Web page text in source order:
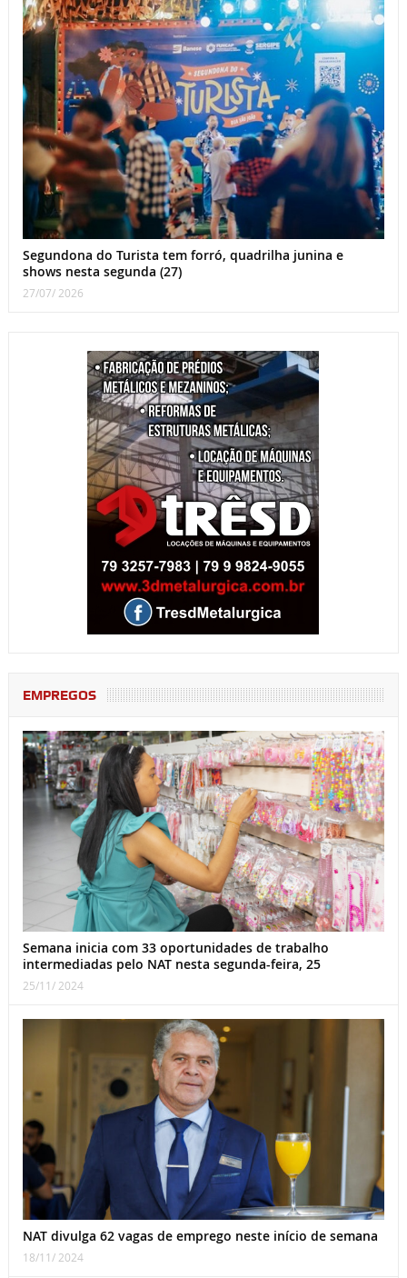
Segundona do Turista tem forró, quadrilha junina e
shows nesta segunda (27)
27/07/ 2026
EMPREGOS
Semana inicia com 33 oportunidades de trabalho
intermediadas pelo NAT nesta segunda-feira, 25
25/11/ 2024
NAT divulga 62 vagas de emprego neste início de semana
18/11/ 2024